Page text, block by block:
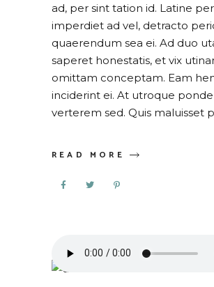
ad, per sint tation id. Latine
imperdiet ad vel, detracto
quaerendum sea ei. Ad duo
saperet honestatis, et vix
omittam conceptam. Eam
inciderint ei. At utroque
verterem sed. Quis maluisset
READ MORE